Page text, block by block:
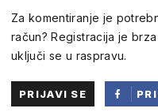
Za komentiranje je
račun? Registracija je
uključi se u raspravu.
PRIJAVI SE